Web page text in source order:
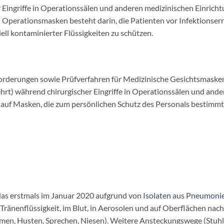
in Operationssälen und anderen medizinischen
besteht darin, die Patienten vor
kontaminierter Flüssigkeiten zu schützen.
sowie Prüfverfahren für Medizinische
während chirurgischer Eingriffe in Operationssälen und
Masken, die zum persönlichen Schutz des Personals
erstmals im Januar 2020 aufgrund von Isolaten aus
im Blut, in Aerosolen und auf Oberflächen
Husten, Sprechen, Niesen). Weitere Ansteckungswege